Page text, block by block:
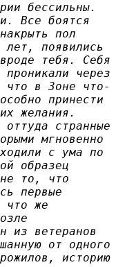
бессильны.
Все боятся
пол
лет, появились
тебя. Себя
через
что в Зоне что-
принести
желания.
оттуда странные
мгновенно
с ума по
образец
то, что
первые
что же
из ветеранов
от одного
историю